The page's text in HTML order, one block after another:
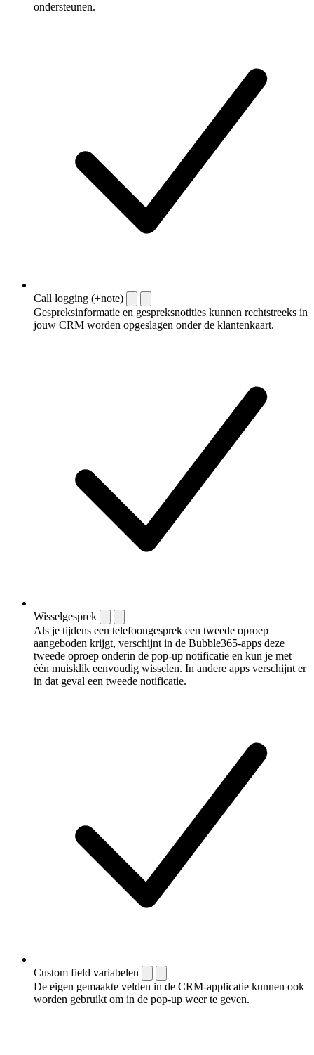
ondersteunen.
Call logging (+note)
Gespreksinformatie en gespreksnotities kunnen rechtstreeks in
jouw CRM worden opgeslagen onder de klantenkaart.
Wisselgesprek
Als je tijdens een telefoongesprek een tweede oproep
aangeboden krijgt, verschijnt in de Bubble365-apps deze
tweede oproep onderin de pop-up notificatie en kun je met
één muisklik eenvoudig wisselen. In andere apps verschijnt er
in dat geval een tweede notificatie.
Custom field variabelen
De eigen gemaakte velden in de CRM-applicatie kunnen ook
worden gebruikt om in de pop-up weer te geven.